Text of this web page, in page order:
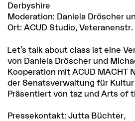
Derbyshire
Moderation: Daniela Dröscher
Ort: ACUD Studio, Veteranenstr.
Let’s talk about class ist eine
von Daniela Dröscher und
Kooperation mit ACUD MACHT
der Senatsverwaltung für Kultur
Präsentiert von taz und Arts of
Pressekontakt: Jutta Büchter,